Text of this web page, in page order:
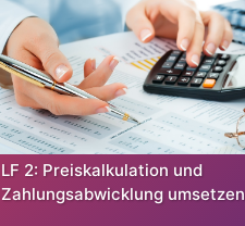
Kurs:
LF 2: Preiskalkulation und
Zahlungsabwicklung umsetzen